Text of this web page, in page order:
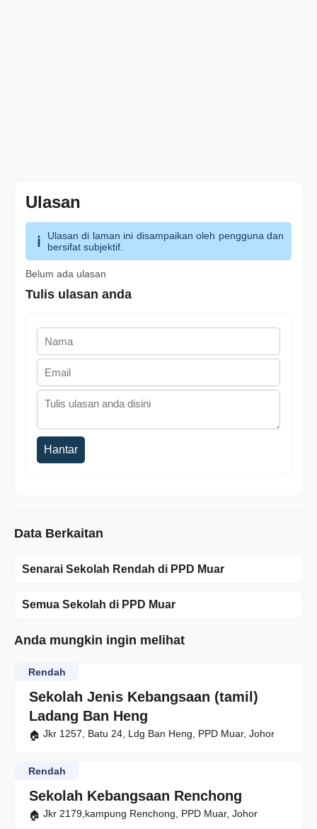
Ulasan
Ulasan di laman ini disampaikan oleh pengguna dan
bersifat subjektif.
Belum ada ulasan
Tulis ulasan anda
Hantar
Data Berkaitan
Senarai Sekolah Rendah di PPD Muar
Semua Sekolah di PPD Muar
Anda mungkin ingin melihat
Sekolah Jenis Kebangsaan (tamil)
Ladang Ban Heng
Rendah
Jkr 1257, Batu 24, Ldg Ban Heng, PPD Muar, Johor
Sekolah Kebangsaan Renchong
Rendah
Jkr 2179,kampung Renchong, PPD Muar, Johor